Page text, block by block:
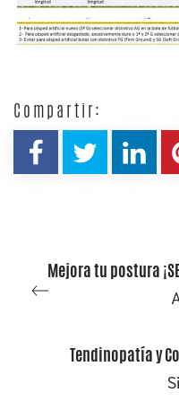
Compartir:
Mejora tu postura
Tendinopatía y